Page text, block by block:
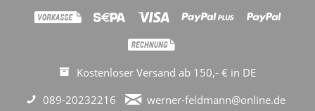
Kostenloser Versand ab 150,- € in DE
089-20232216
werner-feldmann@online.de